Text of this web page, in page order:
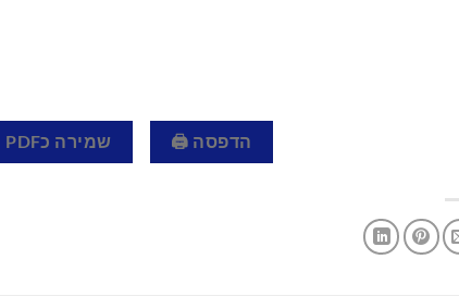
הדפסה 🖨 שמירה כPDF 📄